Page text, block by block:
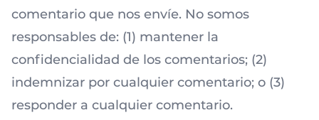
comentario que nos envíe. No somos
responsables de: (1) mantener la
confidencialidad de los comentarios; (2)
indemnizar por cualquier comentario; o (3)
responder a cualquier comentario.